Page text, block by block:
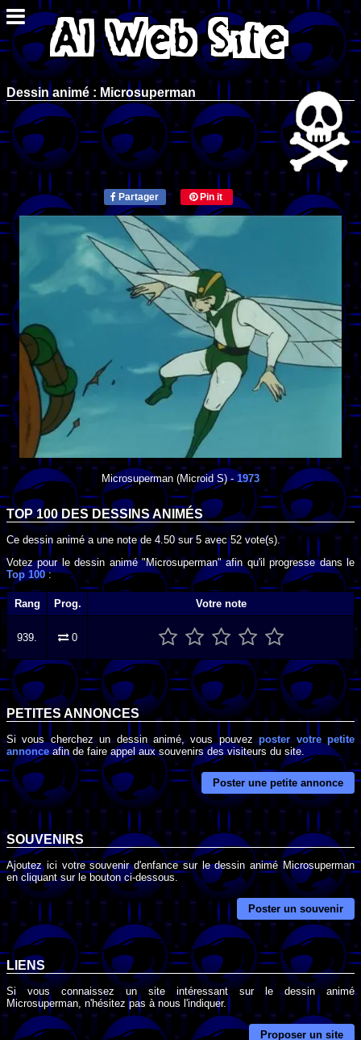
Dessin animé : Microsuperman
Partager Pin it
Microsuperman (Microid S) - 1973
TOP 100 DES DESSINS ANIMÉS
Ce dessin animé a une note de 4.50sur5 avec52 vote(s).
Votez pour le dessin animé "Microsuperman" afin qu'il progresse dans le
Top 100:
Rang Prog. Votre note
939. 0
PETITES ANNONCES
Si vous cherchez un dessin animé, vous pouvezposter votre petite
annonce afin de faire appel aux souvenirs des visiteurs du site.
Poster une petite annonce
SOUVENIRS
Ajoutez ici votre souvenir d'enfance sur le dessin animé Microsuperman
en cliquant sur le bouton ci-dessous.
Poster un souvenir
LIENS
Si vous connaissez un site intéressant sur le dessin animé
Microsuperman, n'hésitez pas à nous l'indiquer.
Proposer un site